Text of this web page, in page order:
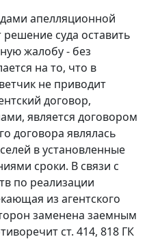
апелляционной
суда оставить
жалобу - без
на то, что в
не приводит
договор,
является договором
договора являлась
в установленные
сроки. В связи с
по реализации
из агентского
заменена заемным
ст. 414, 818 ГК